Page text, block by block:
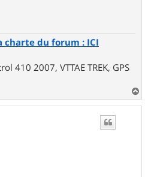
charte du forum : ICI
410 2007, VTTAE TREK, GPS
a